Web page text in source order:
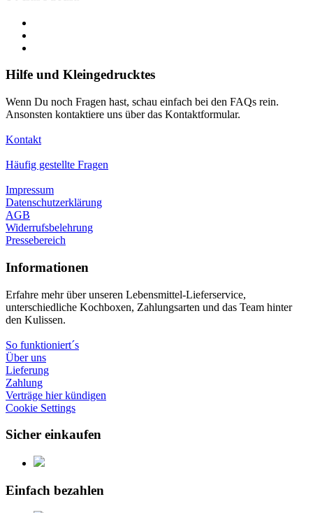
Hilfe und Kleingedrucktes
Wenn Du noch Fragen hast, schau einfach bei den FAQs rein.
Ansonsten kontaktiere uns über das Kontaktformular.
Kontakt
Häufig gestellte Fragen
Impressum
Datenschutzerklärung
AGB
Widerrufsbelehrung
Pressebereich
Informationen
Erfahre mehr über unseren Lebensmittel-Lieferservice,
unterschiedliche Kochboxen, Zahlungsarten und das Team hinter
den Kulissen.
So funktioniert´s
Über uns
Lieferung
Zahlung
Verträge hier kündigen
Cookie Settings
Sicher einkaufen
Einfach bezahlen